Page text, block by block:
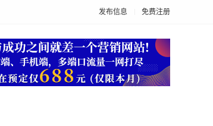
发布信息 免费注册